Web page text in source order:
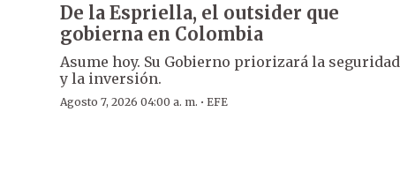
De la Espriella, el outsider que
gobierna en Colombia
Asume hoy. Su Gobierno priorizará la seguridad
y la inversión.
Agosto 7, 2026 04:00 a. m. · EFE